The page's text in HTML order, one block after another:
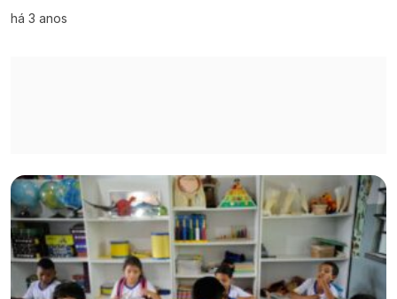
há 3 anos